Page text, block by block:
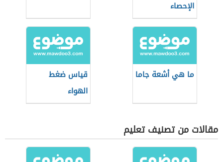
الإحصاء
ما هي أشعة جاما
قياس ضغط
الهواء
مقالات من تصنيف تعليم